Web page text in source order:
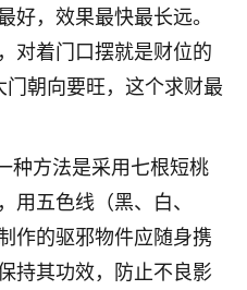
好，效果最快最长远。
对着门口摆就是财位的
朝向要旺，这个求财最
种方法是采用七根短桃
五色线（黑、白、
作的驱邪物件应随身携
持其功效，防止不良影
迁机会，但同时竞争的我们
着侥幸心理，没想到老师看
疑的按照老师建议，做了化
来年前的人事调整，拖到年
果开年一上班，开会提拔升
所谓，主要是底薪加了
何，感恩感谢！🙏🏻
！！，请客吗？�